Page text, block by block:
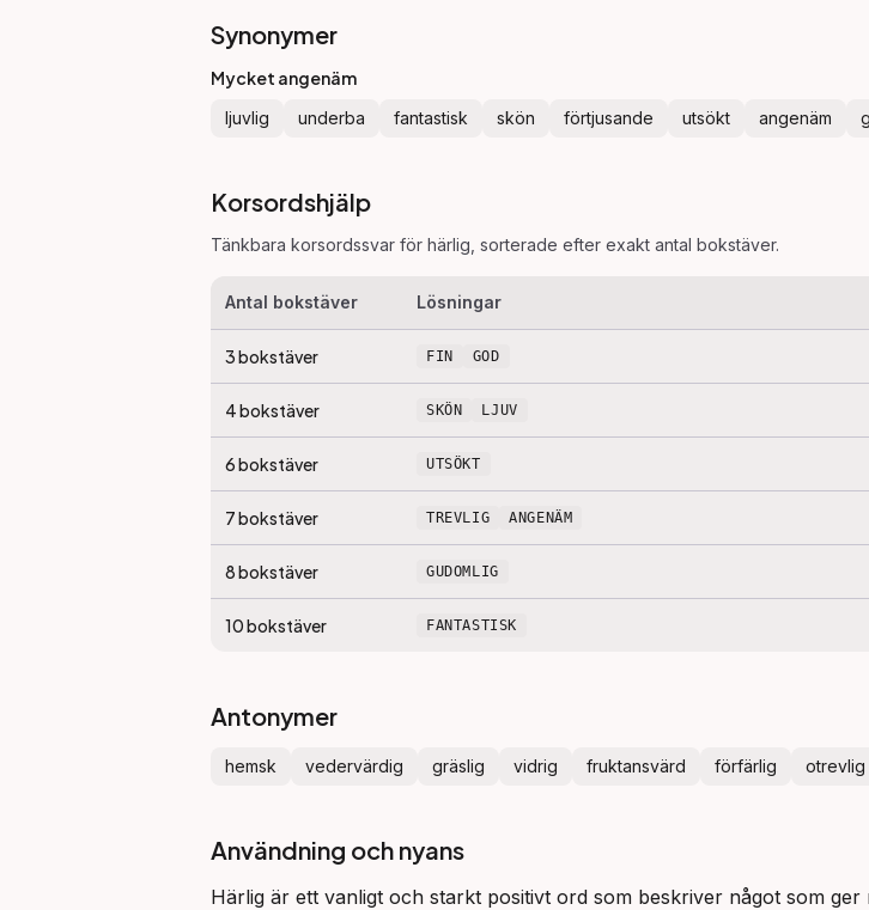
Synonymer
Mycket angenäm
ljuvlig underba fantastisk skön förtjusande utsökt angenäm
Korsordshjälp
Tänkbara korsordssvar för härlig , sorterade efter exakt antal bokstäver.
Antal bokstäver Lösningar
3bokstäver FIN GOD
4bokstäver SKÖN LJUV
6bokstäver UTSÖKT
7bokstäver TREVLIG ANGENÄM
8bokstäver GUDOMLIG
10bokstäver FANTASTISK
Antonymer
hemsk vedervärdig gräslig vidrig fruktansvärd förfärlig otrevlig
Användning och nyans
Härlig är ett vanligt och starkt positivt ord som beskriver något som